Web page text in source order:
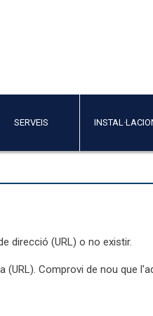
SERVEIS
direcció (URL) o no existir.
Comprovi de nou que